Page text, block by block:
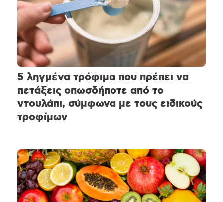
5 ληγμένα τρόφιμα που πρέπει να
πετάξεις οπωσδήποτε από το
ντουλάπι, σύμφωνα με τους ειδικούς
τροφίμων